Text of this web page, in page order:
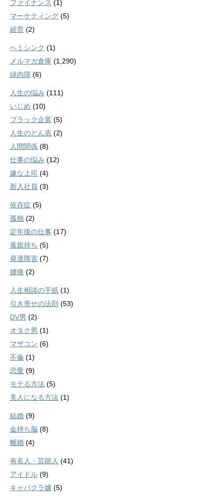
ファイナンス (1)
マーケティング (5)
経営 (2)
ヘミシンク (1)
メルマガ倉庫 (1,290)
緑内障 (6)
人生の悩み (111)
いじめ (10)
ブラック企業 (5)
人生のどん底 (2)
人間関係 (8)
仕事の悩み (12)
嫌な上司 (4)
新入社員 (3)
依存症 (5)
孤独 (2)
定年後の仕事 (17)
毒親持ち (5)
発達障害 (7)
腰痛 (2)
人生相談の手紙 (1)
引き寄せの法則 (53)
DV男 (2)
オタク男 (1)
マザコン (6)
不倫 (1)
恋愛 (9)
モテる方法 (5)
美人になる方法 (1)
結婚 (9)
金持ち脳 (8)
離婚 (4)
有名人・芸能人 (41)
アイドル (9)
キャバクラ嬢 (5)